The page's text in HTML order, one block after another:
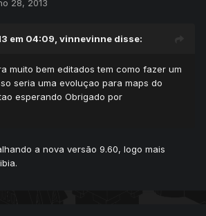
28, 2013
em 04:09, vinnevinne disse:
muito bem editados tem como fazer um
seria uma evoluçao para maps do
esperando Obrigado por
a nova versão 9.60, logo mais